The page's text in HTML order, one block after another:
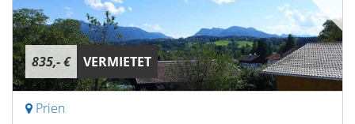
835,- € VERMIETET
Prien